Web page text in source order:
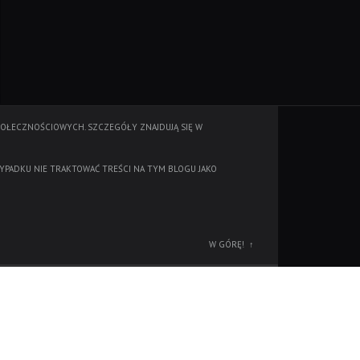
SZCZEGÓŁY ZNAJDUJĄ SIĘ W
NIE TRAKTOWAĆ TREŚCI NA TYM BLOGU JAKO
W GÓRĘ!